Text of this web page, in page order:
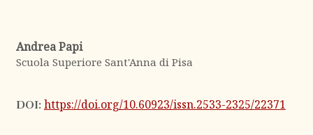
Andrea Papi
Scuola Superiore Sant'Anna di Pisa
DOI: https://doi.org/10.60923/issn.2533-2325/22371